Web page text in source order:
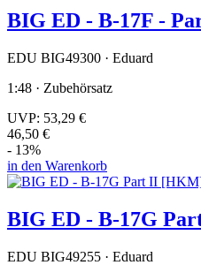
BIG ED - B-17F -
EDU BIG49300 · Eduard
1:48 · Zubehörsatz
UVP: 53,29 €
46,50 €
- 13%
in den Warenkorb
BIG ED - B-17G
EDU BIG49255 · Eduard